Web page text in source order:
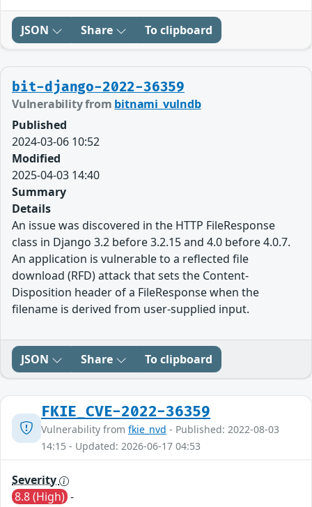
JSON Share To clipboard
bit-django-2022-36359
Vulnerability from bitnami_vulndb
Published
2024-03-06 10:52
Modified
2025-04-03 14:40
Summary
Details
An issue was discovered in the HTTP FileResponse
class in Django 3.2 before 3.2.15 and 4.0 before 4.0.7.
An application is vulnerable to a reflected file
download (RFD) attack that sets the Content-
Disposition header of a FileResponse when the
filename is derived from user-supplied input.
JSON Share To clipboard
FKIE_CVE-2022-36359
Vulnerability from fkie_nvd - Published: 2022-08-03
14:15 - Updated: 2026-06-17 04:53
Severity
8.8 (High) -